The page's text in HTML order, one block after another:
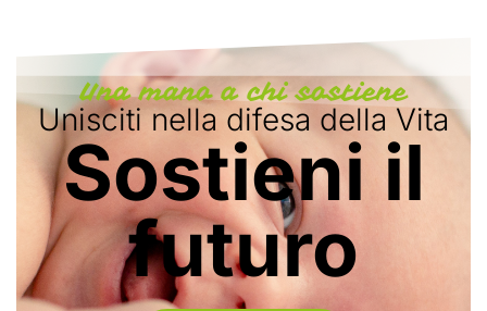
Una mano a chi sostiene
Unisciti nella difesa della Vita
Sostieni il
futuro